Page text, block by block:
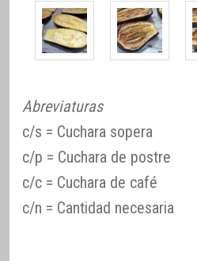
Abreviaturas
c/s = Cuchara sopera
c/p = Cuchara de postre
c/c = Cuchara de café
c/n = Cantidad necesaria